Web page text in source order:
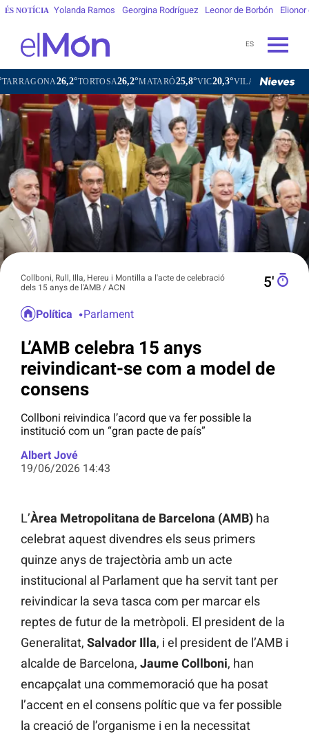
ÉS NOTÍCIA Yolanda Ramos Georgina Rodríguez Leonor de Borbón Elionor
ES
26,2°TORTOSA26,2°MATARÓ25,8°VIC20,3°VILAFRANCA DEL PENEDÈS
Collboni, Rull, Illa, Hereu i Montilla a l'acte de celebració
dels 15 anys de l'AMB / ACN
5′
Política Parlament
L’AMB celebra 15 anys
reivindicant-se com a model de
consens
Collboni reivindica l’acord que va fer possible la
institució com un “gran pacte de país”
Albert Jové
19/06/2026 14:43
L’Àrea Metropolitana de Barcelona (AMB) ha
celebrat aquest divendres els seus primers
quinze anys de trajectòria amb un acte
institucional al Parlament que ha servit tant per
reivindicar la seva tasca com per marcar els
reptes de futur de la metròpoli. El president de la
Generalitat, Salvador Illa, i el president de l’AMB i
alcalde de Barcelona, Jaume Collboni, han
encapçalat una commemoració que ha posat
l’accent en el consens polític que va fer possible
la creació de l’organisme i en la necessitat